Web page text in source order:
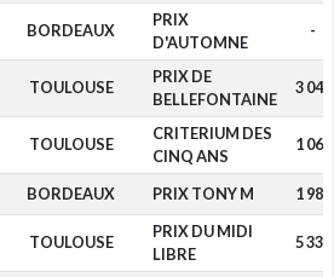
BORDEAUX
PRIX
D'AUTOMNE
-
TOULOUSE
PRIX DE
BELLEFONTAINE
3 049
TOULOUSE
CRITERIUM DES
CINQ ANS
1 067
BORDEAUX PRIX TONY M 1 982
TOULOUSE
PRIX DU MIDI
LIBRE
5 336